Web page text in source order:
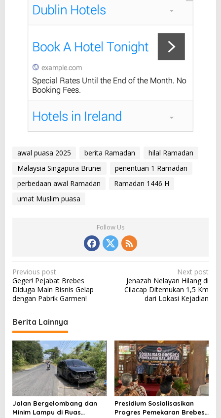
awal puasa 2025 berita Ramadan
hilal Ramadan
Malaysia Singapura Brunei
penentuan 1 Ramadan
perbedaan awal Ramadan
Ramadan 1446 H
umat Muslim puasa
Follow Us
P
o
s
n
a
v
i
g
a
t
Previous post
Geger! Pejabat Brebes
Diduga Main Bisnis Gelap
dengan Pabrik Garmen!
Next post
Jenazah Nelayan Hilang di
Cilacap Ditemukan 1,5 Km
dari Lokasi Kejadian
Berita Lainnya
Jalan Bergelombang dan
Minim Lampu di Ruas
Presidium Sosialisasikan
Progres Pemekaran Brebes